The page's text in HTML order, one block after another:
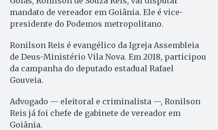
mandato de vereador em Goiânia. Ele é vice-
presidente do Podemos metropolitano.
Ronilson Reis é evangélico da Igreja Assembleia
de Deus-Ministério Vila Nova. Em 2018, participou
da campanha do deputado estadual Rafael
Gouveia.
Advogado — eleitoral e criminalista —, Ronilson
Reis já foi chefe de gabinete de vereador em
Goiânia.